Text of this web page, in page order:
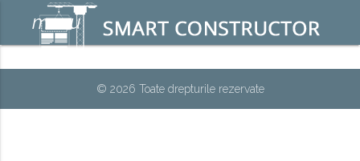
menu
© 2026 Toate drepturile rezervate